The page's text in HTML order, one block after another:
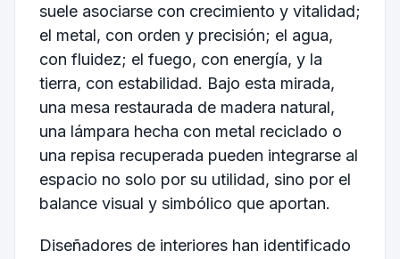
suele asociarse con crecimiento y vitalidad;
el metal, con orden y precisión; el agua,
con fluidez; el fuego, con energía, y la
tierra, con estabilidad. Bajo esta mirada,
una mesa restaurada de madera natural,
una lámpara hecha con metal reciclado o
una repisa recuperada pueden integrarse al
espacio no solo por su utilidad, sino por el
balance visual y simbólico que aportan.
Diseñadores de interiores han identificado